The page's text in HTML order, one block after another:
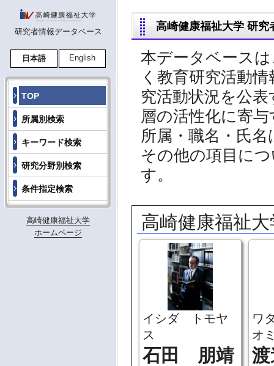
研究者情報データベース
日本語 English
TOP
所属別検索
キーワード検索
研究分野別検索
条件指定検索
高崎健康福祉大学
ホームページ
高崎健康福祉大学 研究
本データベース
く教育研究活動
究活動状況を公
層の活性化に寄
所属・職名・氏
その他の項目に
す。
高崎健康福祉大
イシダ トモヤ
ス
石田 朋靖
ワ
オ